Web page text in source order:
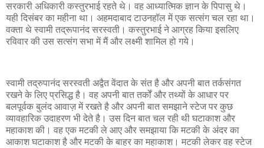
सरकारी अधिकारी कस्तुरभाई रहते थे। वह आध्यात्मिक ज्ञान के पिपासु थे।
यही दिसंबर का महीना था। अहमदाबाद टाउनहॉल में एक सत्संग चल रहा था।
वक्ता थे स्वामी तद्रूपानंद सरस्वती। कस्तुरभाई ने आग्रह किया इसलिए
रविवार की उस सत्संग सभा में मैं और लक्ष्मी शामिल हो गये।
स्वामी तद्रुपानंद सरस्वती अद्वैत वेंदात के संत है और अपनी बात तर्कसंगत
रखने के लिए प्रसिद्ध है। वह अपनी बात तर्कों और तथ्यों के आधार पर
बलपूर्वक बुलंद आवाज़ में रखते है और अपनी बात समझाने स्टेज पर कुछ
व्यावहारिक उदाहरण भी देते है। उस दिन बात चल रही थी घटाकाश और
महाकाश की। वह एक मटकी ले आए और समझाया कि मटकी के अंदर का
आकाश घटाकाश है और मटकी के बाहर का महाकाश। मटकी लेकर वह स्टेज